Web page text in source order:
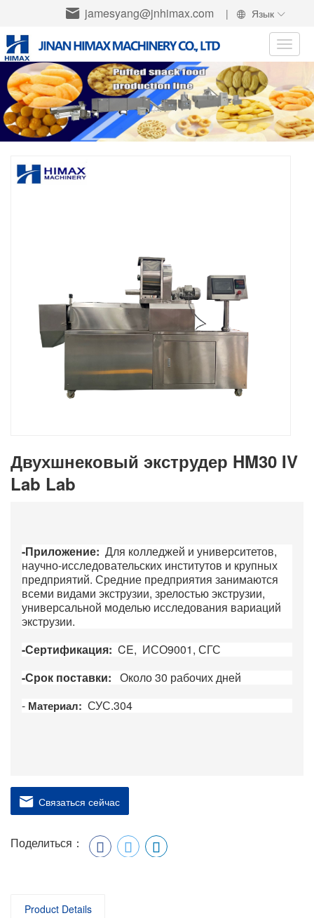
jamesyang@jnhimax.com | Язык
Toggle
Двухшнековый экструдер HM30 IV
Lab Lab
-Приложение: Для колледжей и университетов,
научно-исследовательских институтов и крупных
предприятий. Средние предприятия занимаются
всеми видами экструзии, зрелостью экструзии,
универсальной моделью исследования вариаций
экструзии.
-Сертификация: CE, ИСО9001, СГС
-Срок поставки: Около 30 рабочих дней
- Материал: СУС.304
Связаться сейчас
Поделиться：
Product Details